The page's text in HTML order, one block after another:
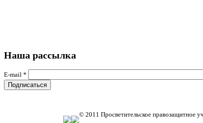
Наша рассылка
E-mail *
© 2011 Просветительское правозащитное